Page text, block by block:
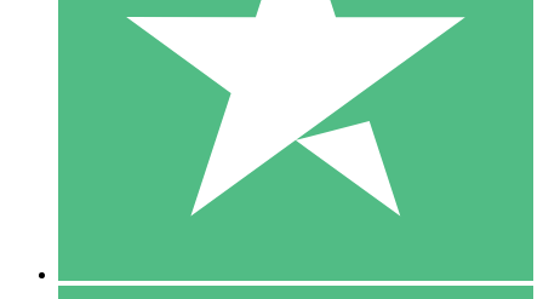
Zahlen Sie nach Bedarf mit Download-Credits. Keine
monatliche Verpflichtung erforderlich.
10 00